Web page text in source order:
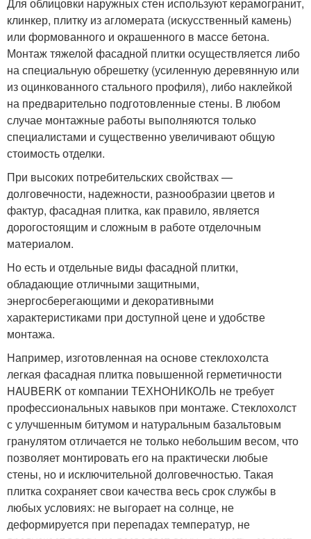
клинкер, плитку из агломерата (искусственный камень)
или формованного и окрашенного в массе бетона.
Монтаж тяжелой фасадной плитки осуществляется либо
на специальную обрешетку (усиленную деревянную или
из оцинкованного стального профиля), либо наклейкой
на предварительно подготовленные стены. В любом
случае монтажные работы выполняются только
специалистами и существенно увеличивают общую
стоимость отделки.
При высоких потребительских свойствах —
долговечности, надежности, разнообразии цветов и
фактур, фасадная плитка, как правило, является
дорогостоящим и сложным в работе отделочным
материалом.
Но есть и отдельные виды фасадной плитки,
обладающие отличными защитными,
энергосберегающими и декоративными
характеристиками при доступной цене и удобстве
монтажа.
Например, изготовленная на основе стеклохолста
легкая фасадная плитка повышенной герметичности
HAUBERK от компании ТЕХНОНИКОЛЬ не требует
профессиональных навыков при монтаже. Стеклохолст
с улучшенным битумом и натуральным базальтовым
гранулятом отличается не только небольшим весом, что
позволяет монтировать его на практически любые
стены, но и исключительной долговечностью. Такая
плитка сохраняет свои качества весь срок службы в
любых условиях: не выгорает на солнце, не
деформируется при перепадах температур, не